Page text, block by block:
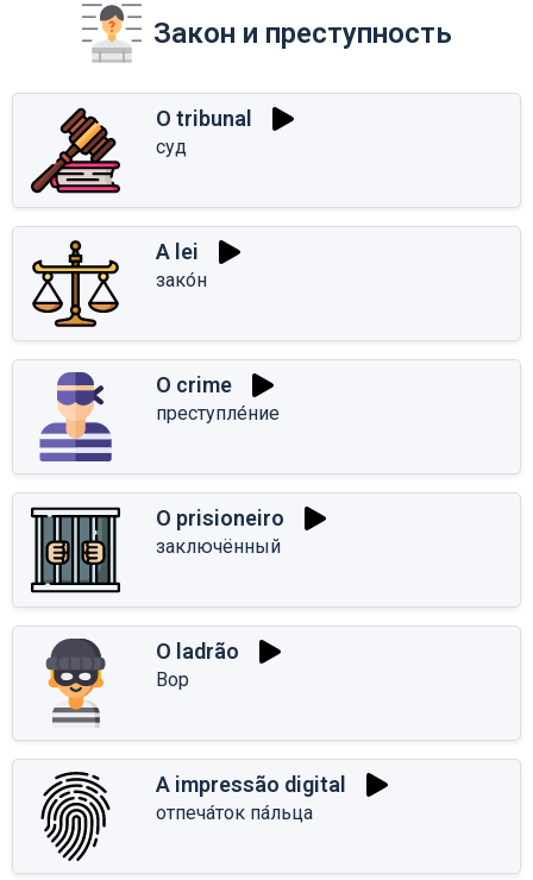
Закон и преступность
O tribunal
суд
A lei
зако́н
O crime
преступле́ние
O prisioneiro
заключённый
O ladrão
Вор
A impressão digital
отпеча́ток па́льца